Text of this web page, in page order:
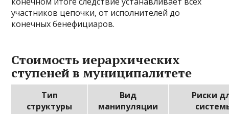
участников цепочки, от исполнителей до
конечных бенефициаров.
Стоимость иерархических
ступеней в муниципалитете
Тип
структуры
Вид
манипуляции
Риски